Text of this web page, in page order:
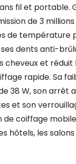
fil et portable.
de 3
de température
ses dents anti-
cheveux et réduit
rapide. Sa
38 W, son arrêt
et son
de coiffage
hôtels, les